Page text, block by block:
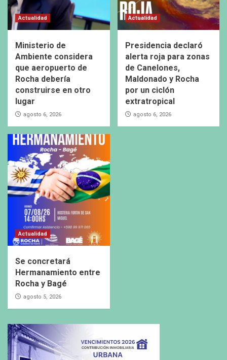
Actualidad
Ministerio de
Ambiente considera
que aeropuerto de
Rocha debería
construirse en otro
lugar
agosto 6, 2026
Actualidad
Presidencia declaró
alerta roja para zonas
de Canelones,
Maldonado y Rocha
por un ciclón
extratropical
agosto 6, 2026
Actualidad
Se concretará
Hermanamiento entre
Rocha y Bagé
agosto 5, 2026